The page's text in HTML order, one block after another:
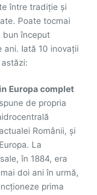
între tradiție și
Poate tocmai
bun început
ani. Iată 10 inovații
Europa complet
de propria
Românii, și
La
în 1884, era
doi ani în urmă,
prima